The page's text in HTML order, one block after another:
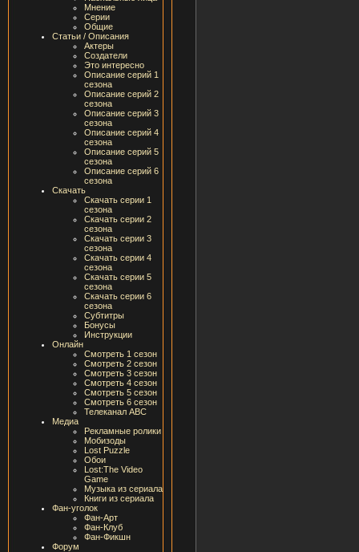
Мнение
Серии
Общие
Статьи / Описания
Актеры
Создатели
Это интересно
Описание серий 1
сезона
Описание серий 2
сезона
Описание серий 3
сезона
Описание серий 4
сезона
Описание серий 5
сезона
Описание серий 6
сезона
Скачать
Скачать серии 1
сезона
Скачать серии 2
сезона
Скачать серии 3
сезона
Скачать серии 4
сезона
Скачать серии 5
сезона
Скачать серии 6
сезона
Субтитры
Бонусы
Инструкции
Онлайн
Смотреть 1 сезон
Смотреть 2 сезон
Смотреть 3 сезон
Смотреть 4 сезон
Смотреть 5 сезон
Смотреть 6 сезон
Телеканал ABC
Медиа
Рекламные ролики
Мобизоды
Lost Puzzle
Обои
Lost:The Video
Game
Музыка из сериала
Книги из сериала
Фан-уголок
Фан-Арт
Фан-Клуб
Фан-Фикшн
Форум